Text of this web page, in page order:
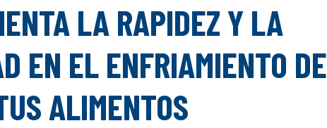
LA RAPIDEZ Y LA
EN EL ENFRIAMIENTO DE
ALIMENTOS